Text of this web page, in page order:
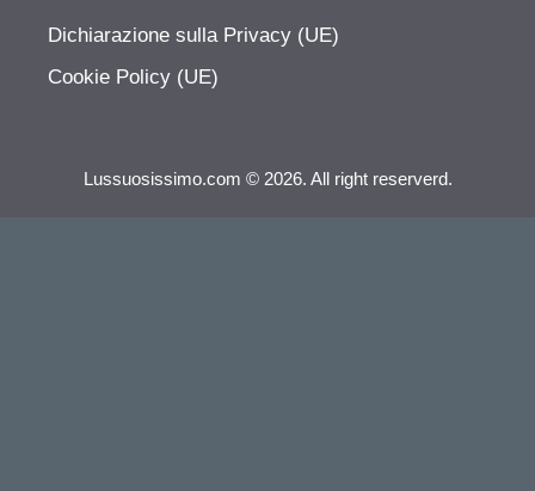
Dichiarazione sulla Privacy (UE)
Cookie Policy (UE)
Lussuosissimo.com © 2026. All right reserverd.